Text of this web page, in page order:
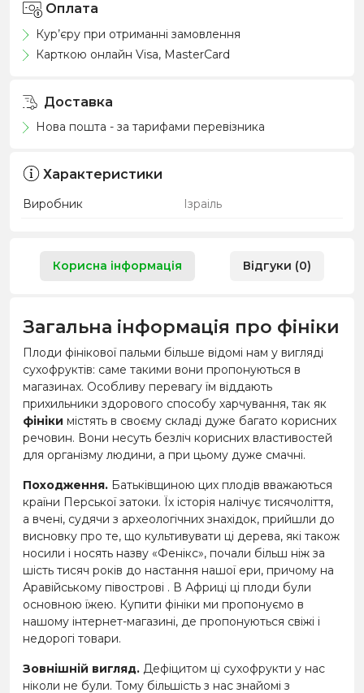
Оплата
Кур’єру при отриманні замовлення
Карткою онлайн Visa, MasterCard
Доставка
Нова пошта - за тарифами перевізника
Характеристики
Виробник Ізраіль
Корисна інформація Відгуки (0)
Загальна інформація про фініки
Плоди фінікової пальми більше відомі нам у вигляді
сухофруктів: саме такими вони пропонуються в
магазинах. Особливу перевагу їм віддають
прихильники здорового способу харчування, так як
фініки містять в своєму складі дуже багато корисних
речовин. Вони несуть безліч корисних властивостей
для організму людини, а при цьому дуже смачні.
Походження. Батьківщиною цих плодів вважаються
країни Перської затоки. Їх історія налічує тисячоліття,
а вчені, судячи з археологічних знахідок, прийшли до
висновку про те, що культивувати ці дерева, які також
носили і носять назву «Фенікс», почали більш ніж за
шість тисяч років до настання нашої ери, причому на
Аравійському півострові . В Африці ці плоди були
основною їжею. Купити фініки ми пропонуємо в
нашому інтернет-магазині, де пропонуються свіжі і
недорогі товари.
Зовнішній вигляд. Дефіцитом ці сухофрукти у нас
ніколи не були. Тому більшість з нас знайомі з